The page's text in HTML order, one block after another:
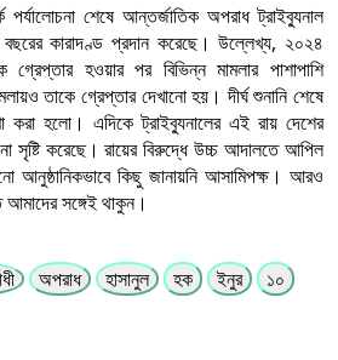
শেষে আন্তর্জাতিক অপরাধ ট্রাইব্যুনাল
কারাদণ্ড প্রদান করেছে। উল্লেখ্য, ২০২৪
হওয়ার পর বিভিন্ন মামলার পাশাপাশি
তাকে গ্রেপ্তার দেখানো হয়। দীর্ঘ শুনানি শেষে
করা হলো। এদিকে ট্রাইব্যুনালের এই রায় দেশের
সৃষ্টি করেছে। রায়ের বিরুদ্ধে উচ্চ আদালতে আপিল
আনুষ্ঠানিকভাবে কিছু জানায়নি আসামিপক্ষ। আরও
সঙ্গেই থাকুন।
অপরাধ হাসানুল হক ইনুর
১০